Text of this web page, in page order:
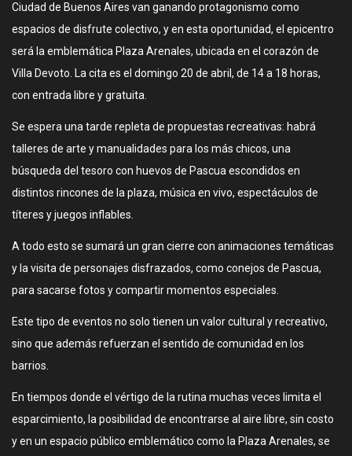
Ciudad de Buenos Aires van ganando protagonismo como
espacios de disfrute colectivo, y en esta oportunidad, el epicentro
será la emblemática Plaza Arenales, ubicada en el corazón de
Villa Devoto. La cita es el domingo 20 de abril, de 14 a 18 horas,
con entrada libre y gratuita.
Se espera una tarde repleta de propuestas recreativas: habrá
talleres de arte y manualidades para los más chicos, una
búsqueda del tesoro con huevos de Pascua escondidos en
distintos rincones de la plaza, música en vivo, espectáculos de
títeres y juegos inflables.
A todo esto se sumará un gran cierre con animaciones temáticas
y la visita de personajes disfrazados, como conejos de Pascua,
para sacarse fotos y compartir momentos especiales.
Este tipo de eventos no solo tienen un valor cultural y recreativo,
sino que además refuerzan el sentido de comunidad en los
barrios.
En tiempos donde el vértigo de la rutina muchas veces limita el
esparcimiento, la posibilidad de encontrarse al aire libre, sin costo
y en un espacio público emblemático como la Plaza Arenales, se